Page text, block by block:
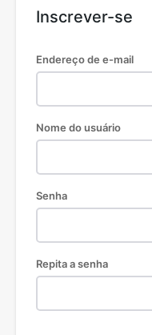
Inscrever-se
Endereço de e-mail
Nome do usuário
Senha
Repita a senha